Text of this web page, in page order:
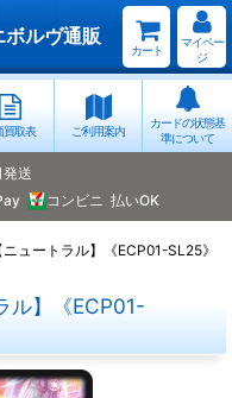
ルヴ通販
カート
マイペー
ジ
買取表 ご利用案内
カードの状態基
準について
送
コンビニ 払いOK
ュートラル】《ECP01-SL25》
ル】《ECP01-